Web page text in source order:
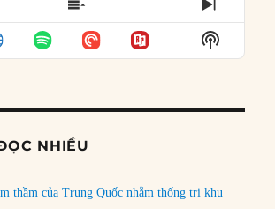
SHOW
EPISODES
LIST
NEXT
Show
Podcast
NHIỀU
thầm của Trung Quốc nhằm thống trị khu